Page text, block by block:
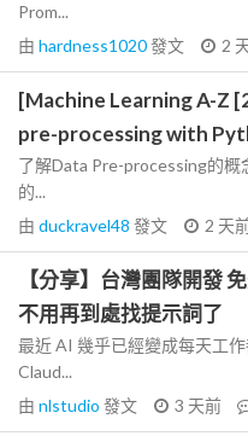
Prom...
由 hardness1020發文 2
[Machine Learning A-Z
pre-processing with
了解Data Pre-processing的
的...
由 duckravel48 發文 2 天
【分享】台灣團隊開發
不用再到處找提示詞了
最近 AI 幾乎已經變成每天工
Claud...
由 nlstudio 發文 3 天前